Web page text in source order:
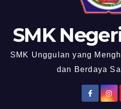
SMK
SMK Unggulan yang
dan Berdaya